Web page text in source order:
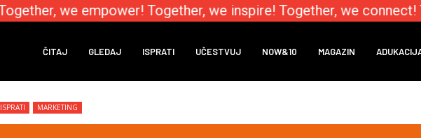
we empower! Together, we inspire! Together, we
ČITAJ GLEDAJ ISPRATI UČESTVUJ NOW&10 MAGAZIN
ISPRATI MARKETING